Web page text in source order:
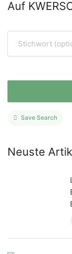
Auf
Save Search
Neuste